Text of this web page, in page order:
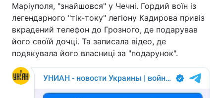
Маріуполя, "знайшовся" у Чечні. Гордий воїн із
легендарного "тік-току" легіону Кадирова привіз
вкрадений телефон до Грозного, де подарував
його своїй дочці. Та записала відео, де
подякувала його власниці за "подарунок".